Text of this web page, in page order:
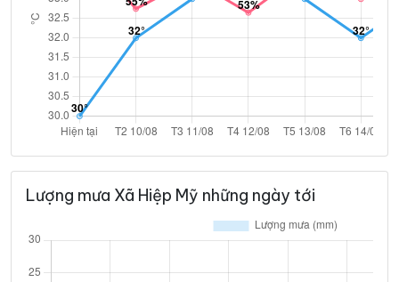
Lượng mưa Xã Hiệp Mỹ những ngày tới